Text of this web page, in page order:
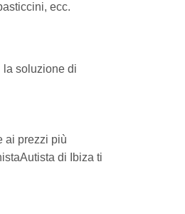
ecc.
la soluzione di
ai prezzi più
di Ibiza ti